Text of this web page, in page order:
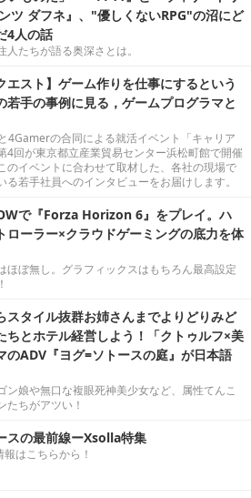
ツ ダフネ』、"優しくないRPG"の沼にど
4人の話
人たちが語る奥深さとは。
エスト】ゲーム作りを仕事にするという
若手の事例に見る，ゲームプログラマと
4Gamerの合同による就活イベント「キャリア
4回が東京都立産業貿易センター浜松町館で開催
のイベントに合わせて取材した、各社の現場で
る若手社員へのインタビューをお届けします。
で『Forza Horizon 6』をプレイ。ハ
ローラー×クラウドゲーミングの底力を体
ほぼ無し。グラフィックスはもちろん最高設定
スタイル抜群お姉さんまでよりどりみど
ちとホテル経営しよう！「クトゥルフ×美
のADV『ヨグ=ソトースの庭』が日本語
ン娘や無口な複眼死神美少女など、属性てんこ
たちがアツい！
スの最前線ーXsolla特集
はこちらから！